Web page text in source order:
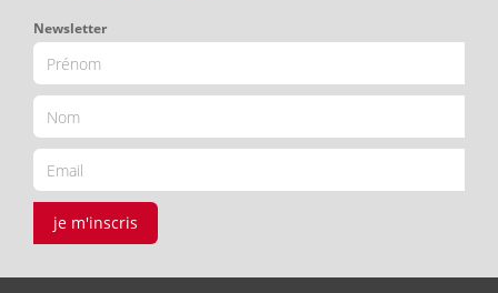
Newsletter
je m'inscris